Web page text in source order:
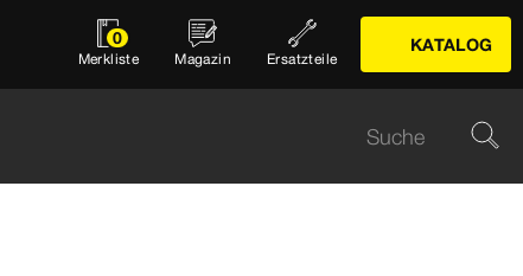
0
Merkliste Magazin Ersatzteile
KATALOG